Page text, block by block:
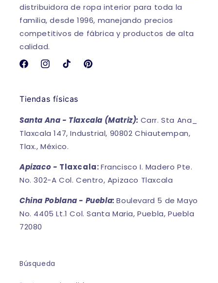
distribuidora de ropa interior para toda la
familia, desde 1996, manejando precios
competitivos de fábrica y productos de alta
calidad.
FacebookInstagramTikTokPinterest
Tiendas físicas
Santa Ana - Tlaxcala (Matriz): Carr. Sta Ana_
Tlaxcala 147, Industrial, 90802 Chiautempan,
Tlax., México.
Apizaco - Tlaxcala:Francisco I. Madero Pte.
No. 302-A Col. Centro, Apizaco Tlaxcala
China Poblana - Puebla:Boulevard 5 de Mayo
No. 4405 Lt.1 Col. Santa Maria, Puebla, Puebla
72080
Búsqueda